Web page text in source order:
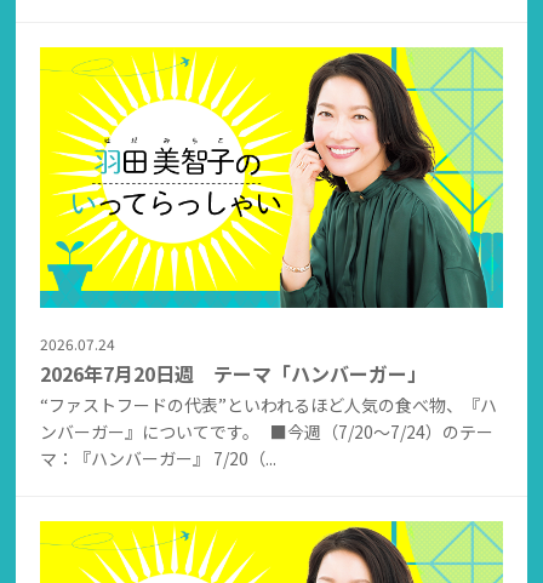
2026.07.24
2026年7月20日週 テーマ「ハンバーガー」
“ファストフードの代表”といわれるほど人気の食べ物、『ハ
ンバーガー』についてです。 ■今週（7/20～7/24）のテー
マ：『ハンバーガー』 7/20（...